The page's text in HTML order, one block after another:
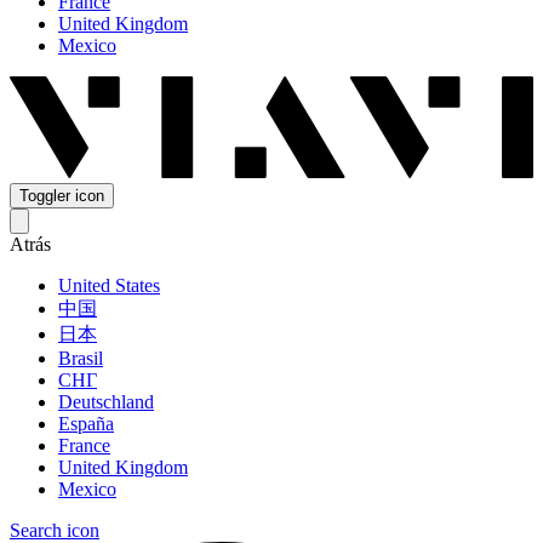
United Kingdom
Mexico
Toggler icon
Atrás
United States
中国
日本
Brasil
СНГ
Deutschland
España
France
United Kingdom
Mexico
Search icon